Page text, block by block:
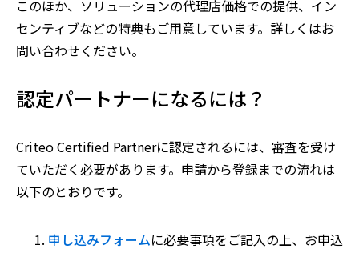
このほか、ソリューションの代理店価格での提供、イン
センティブなどの特典もご用意しています。詳しくはお
問い合わせください。
認定パートナーになるには？
Criteo Certified Partnerに認定されるには、審査を受け
ていただく必要があります。申請から登録までの流れは
以下のとおりです。
申し込みフォームに必要事項をご記入の上、お申込